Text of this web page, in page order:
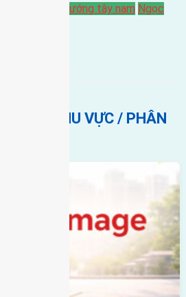
hướng tây nam Ngọc
CÙNG KHU VỰC / PHÂN